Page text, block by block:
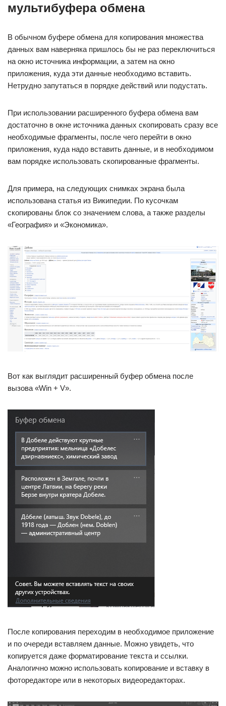
мультибуфера обмена
В обычном буфере обмена для копирования множества
данных вам наверняка пришлось бы не раз переключиться
на окно источника информации, а затем на окно
приложения, куда эти данные необходимо вставить.
Нетрудно запутаться в порядке действий или подустать.
При использовании расширенного буфера обмена вам
достаточно в окне источника данных скопировать сразу все
необходимые фрагменты, после чего перейти в окно
приложения, куда надо вставить данные, и в необходимом
вам порядке использовать скопированные фрагменты.
Для примера, на следующих снимках экрана была
использована статья из Википедии. По кусочкам
скопированы блок со значением слова, а также разделы
«География» и «Экономика».
Вот как выглядит расширенный буфер обмена после
вызова «Win + V».
После копирования переходим в необходимое приложение
и по очереди вставляем данные. Можно увидеть, что
копируется даже форматирование текста и ссылки.
Аналогично можно использовать копирование и вставку в
фоторедакторе или в некоторых видеоредакторах.